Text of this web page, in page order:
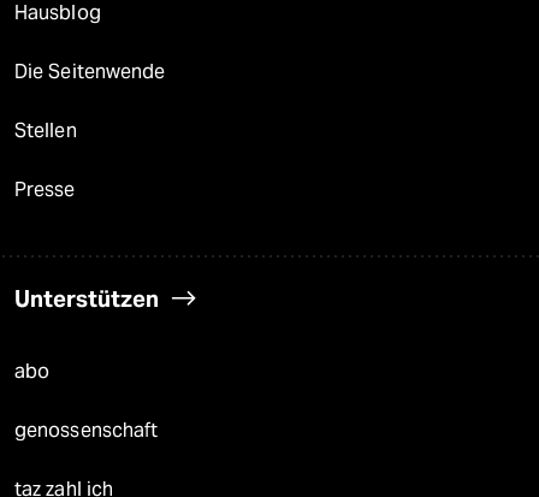
Hausblog
Die Seitenwende
Stellen
Presse
Unterstützen
abo
genossenschaft
taz zahl ich